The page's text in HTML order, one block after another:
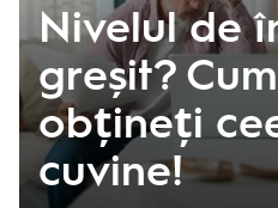
Nivelul de
greșit?
obțineți
cuvine!